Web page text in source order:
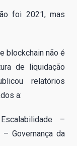
foi 2021, mas
blockchain não é
de liquidação
relatórios
a:
–
Governança da